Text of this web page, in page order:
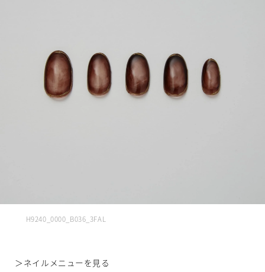
H9240_0000_B036_3FAL
＞ ネイルメニューを見る